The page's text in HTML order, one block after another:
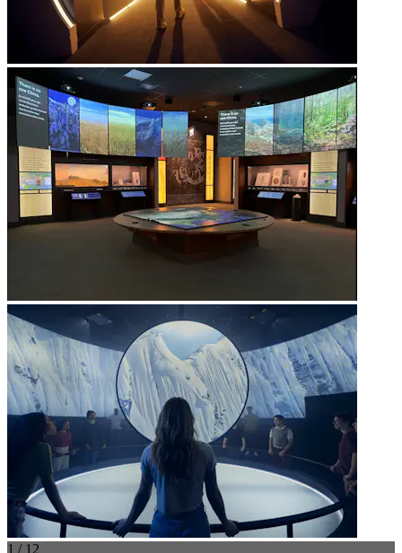
1 / 12